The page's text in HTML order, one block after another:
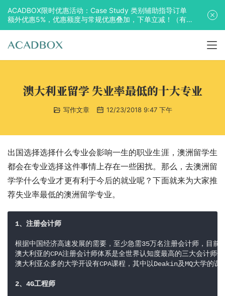
澳大利亚留学 失业率最低的十大专业
写作文章 12/23/2018 9:47 下午
出国选择选择什么专业会影响一生的职业生涯，澳洲留学生
都会在专业选择这件事情上存在一些困扰。那么，去澳洲留
学学什么专业才更有利于今后的就业呢？下面就来为大家推
荐失业率最低的澳洲留学专业。
1、注册会计师
根据中国经济高速发展的需要，至少急需35万名注册会计师，目
澳大利亚的CPA注册会计师体系是全世界认知度最高的三大会计师
澳大利亚众多的大学开设有CPA课程，其中以Deakin及MQ大学的课
ACADBOX限时优惠活动：Case Study 类别辅助指导订单
额外优惠5%，优惠额度与常规优惠叠加，下单立减！（有
效期至2025年10月31日）